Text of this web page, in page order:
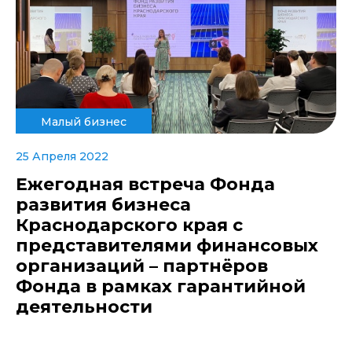
Малый бизнес
25 Апреля 2022
Ежегодная встреча Фонда
развития бизнеса
Краснодарского края с
представителями финансовых
организаций – партнёров
Фонда в рамках гарантийной
деятельности